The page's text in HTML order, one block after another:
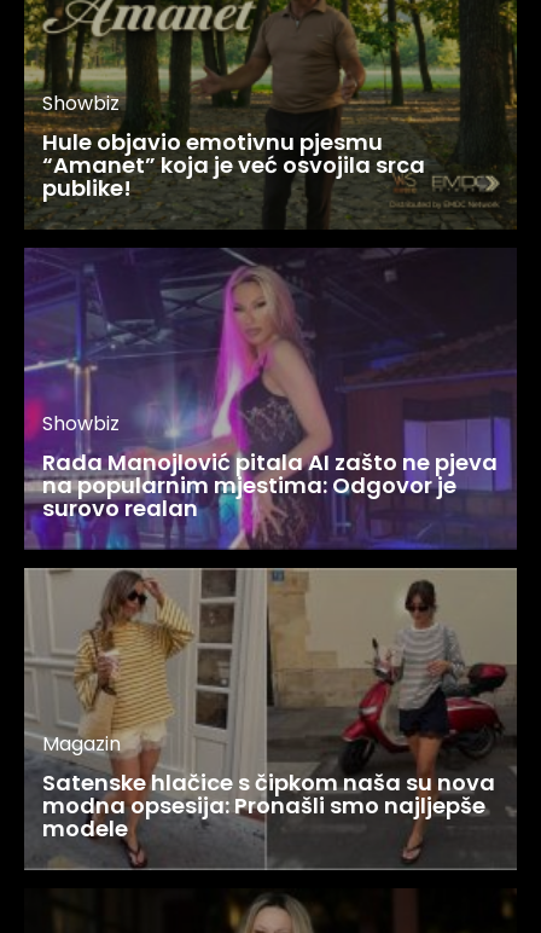
Showbiz
Hule objavio emotivnu pjesmu
“Amanet” koja je već osvojila srca
publike!
Showbiz
Rada Manojlović pitala AI zašto ne pjeva
na popularnim mjestima: Odgovor je
surovo realan
Magazin
Satenske hlačice s čipkom naša su nova
modna opsesija: Pronašli smo najljepše
modele